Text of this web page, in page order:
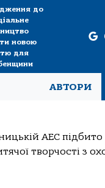
до
новою
для
АВТОРИ